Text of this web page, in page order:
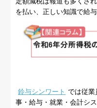
を払い、正しい知識で給
鈴与シンワート では従業
事・給与・就業・会計シ